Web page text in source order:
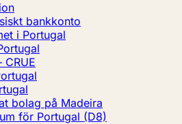
bankkonto
i Portugal
CRUE
bolag på Madeira
för Portugal (D8)